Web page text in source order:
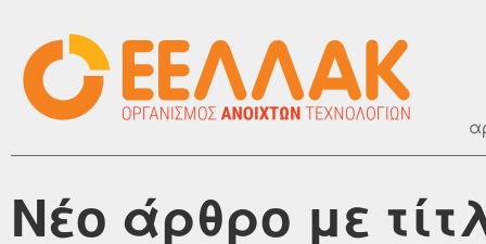
Νέο άρθρο με